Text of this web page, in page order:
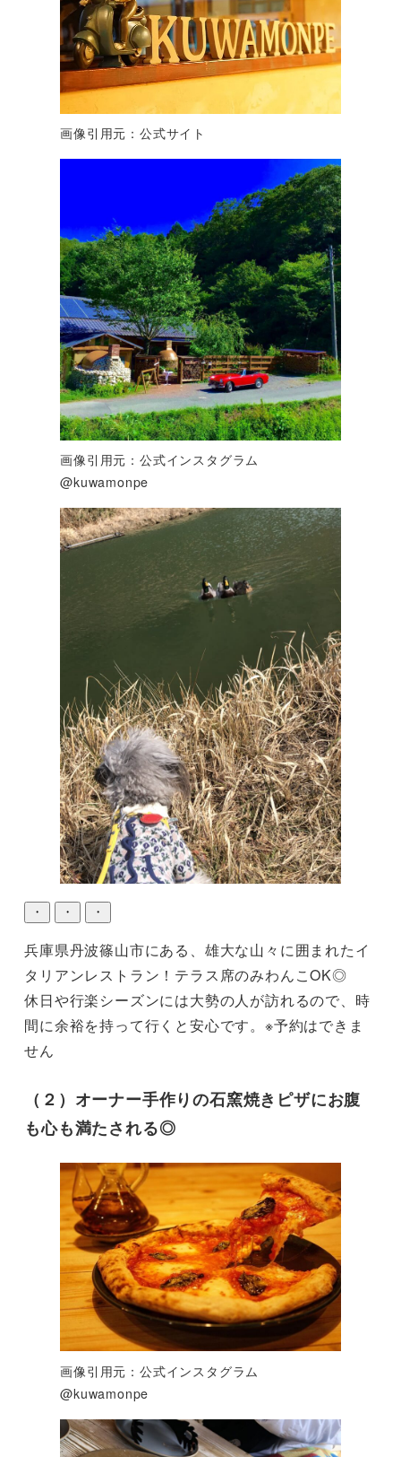
画像引用元：公式サイト
画像引用元：公式インスタグラム
@kuwamonpe
・ ・ ・
兵庫県丹波篠山市にある、雄大な山々に囲まれたイ
タリアンレストラン！テラス席のみわんこOK◎
休日や行楽シーズンには大勢の人が訪れるので、時
間に余裕を持って行くと安心です。※予約はできま
（２）オーナー手作りの石窯焼きピザにお腹
も心も満たされる◎
画像引用元：公式インスタグラム
@kuwamonpe